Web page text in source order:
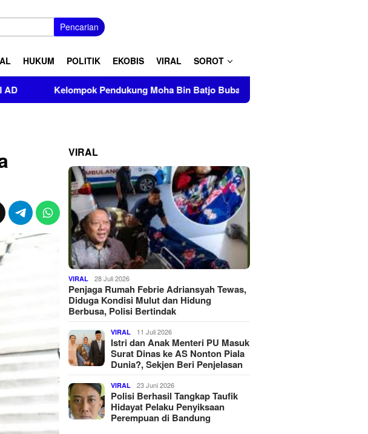
Pencarian
HUKUM POLITIK EKOBIS VIRAL SOROT
Pendukung Moha Bin Batjo Bubarkan Paksa Aksi PMII Makassar di AAS Building
VIRAL
VIRAL 28 Juli 2026
Penjaga Rumah Febrie Adriansyah Tewas,
Diduga Kondisi Mulut dan Hidung
Berbusa, Polisi Bertindak
VIRAL 11 Juli 2026
Istri dan Anak Menteri PU Masuk
Surat Dinas ke AS Nonton Piala
Dunia?, Sekjen Beri Penjelasan
VIRAL 23 Juni 2026
Polisi Berhasil Tangkap Taufik
Hidayat Pelaku Penyiksaan
Perempuan di Bandung